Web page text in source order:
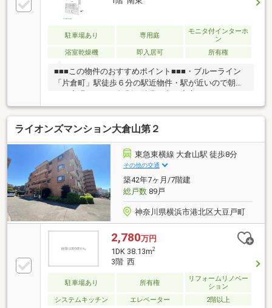
駐車場あり 専用庭
モニタ付インターホ
ン
浴室乾燥機
即入居可 所有権
■■■この物件のおすすめポイント■■■・ブルーライン
「片倉町」駅徒歩６分の駅近物件・駅が近いので朝早
飼育可マンションで大切なペットとご一緒に暮らせま
す（細則あり）・床暖房標準設置で足元からお部屋全
体ぽかぽか暖まります・各居室、リビングにはシーリ
ング照明新規設置ございます・食洗機付きでお片付け
もラクラク・浄水器機能付水栓なので美味しくて安全
な水を飲むことができます・三ツ口コンロのシステム
キッチンで食事の支度もはかどります・ＷＩＣを含む
各居室収納完備でどのお部屋もスッキリ・シャワー洗
浄機能付のトイレは清潔感が印象的な空間
ライオンズマンション大倉山第２
東急東横線 大倉山駅 徒歩8分
その他の交通
築42年7ヶ月/7階建
総戸数89戸
神奈川県横浜市港北区大豆戸町
2,780万円
1DK 38.13m2
3階 西
駐車場あり 所有権
リフォームリノベー
ション
システムキッチン
エレベーター 2階以上